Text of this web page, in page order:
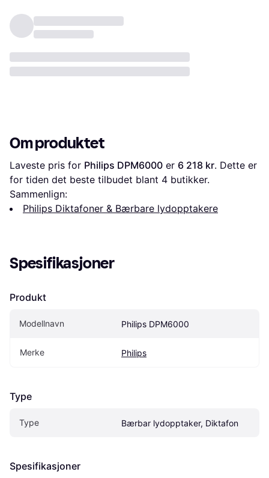
Om produktet
Laveste pris for Philips DPM6000 er 6 218 kr. Dette er
for tiden det beste tilbudet blant 4 butikker.
Sammenlign:
Philips Diktafoner & Bærbare lydopptakere
Spesifikasjoner
Produkt
Modellnavn Philips DPM6000
Merke Philips
Type
Type Bærbar lydopptaker, Diktafon
Spesifikasjoner